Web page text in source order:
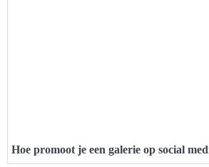
Hoe promoot je een galerie op social